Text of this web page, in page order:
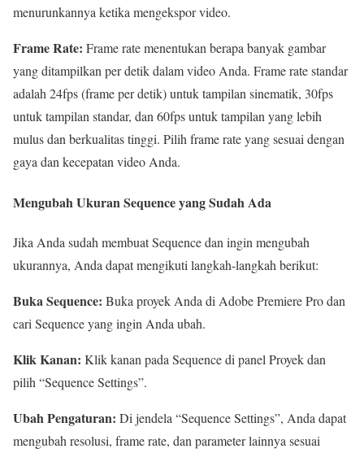
menurunkannya ketika mengekspor video.
Frame Rate: Frame rate menentukan berapa banyak gambar
yang ditampilkan per detik dalam video Anda. Frame rate standar
adalah 24fps (frame per detik) untuk tampilan sinematik, 30fps
untuk tampilan standar, dan 60fps untuk tampilan yang lebih
mulus dan berkualitas tinggi. Pilih frame rate yang sesuai dengan
gaya dan kecepatan video Anda.
Mengubah Ukuran Sequence yang Sudah Ada
Jika Anda sudah membuat Sequence dan ingin mengubah
ukurannya, Anda dapat mengikuti langkah-langkah berikut:
Buka Sequence: Buka proyek Anda di Adobe Premiere Pro dan
cari Sequence yang ingin Anda ubah.
Klik Kanan: Klik kanan pada Sequence di panel Proyek dan
pilih “Sequence Settings”.
Ubah Pengaturan: Di jendela “Sequence Settings”, Anda dapat
mengubah resolusi, frame rate, dan parameter lainnya sesuai